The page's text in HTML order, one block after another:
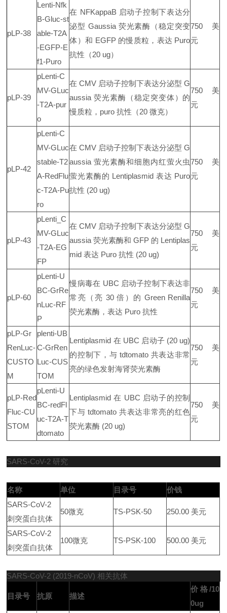
pLP-38
Lenti-Nfk
B-Gluc-st
able-T2A
-EGFP-E
f1-Puro
在 NFKappaB 启动子控制下表达分
泌型 Gaussia 荧光素酶（稳定突变
体）和 EGFP 的慢质粒，表达 Puro
抗性（20 ug）
750 美
元
pLP-39
pLenti-C
MV-GLuc
-T2A-pur
o
在 CMV 启动子控制下表达分泌型 G
aussia 荧光素酶（稳定突变体）的
慢质粒，puro 抗性（20 微克）
750 美
元
pLP-42
pLenti-C
MV-GLuc
stable-T2
A-RedFlu
c-T2A-Pu
ro
在 CMV 启动子控制下表达分泌型 G
aussia 萤光素酶和细胞内红萤火虫
萤光素酶的 Lentiplasmid 表达 Puro
抗性 (20 ug)
750 美
元
pLP-43
pLenti_C
MV-GLuc
-T2A-EG
FP
在 CMV 启动子控制下表达分泌型 G
aussia 荧光素酶和 GFP 的 Lentiplas
mid 表达 Puro 抗性 (20 ug)
750 美
元
pLP-60
pLenti-U
BC-GrRe
nLuc-RF
P
慢病毒在 UBC 启动子控制下表达非
常亮（亮 30 倍）的 Green Renilla
荧光素酶，表达 Puro 抗性
750 美
元
pLP-Gr
RenLuc-
CUSTO
M
plenti-UB
C-GrRen
Luc-CUS
TOM
Lentiplasmid 在 UBC 启动子 (20 ug)
的控制下，与 tdtomato 共表达非常
亮的绿色发射海肾荧光素酶
750 美
元
pLP-Red
Fluc-CU
STOM
pLenti-U
BC-redFl
uc-T2A-T
dtomato
Lentiplasmid 在 UBC 启动子的控制
下与 tdtomato 共表达非常亮的红色
荧光素酶 (20 ug)
750 美
元
SARS-CoV-2 研究
名称 单位 目录号
价钱
SARS-CoV-2
刺突蛋白抗体
50微克 TS-PSK-50 250.00 美元
SARS-CoV-2
刺突蛋白抗体
100微克 TS-PSK-100 500.00 美元
SARS-CoV-2 (2019-nCoV) 相关抗体
目录号 抗原 描述
价格/10
0ug